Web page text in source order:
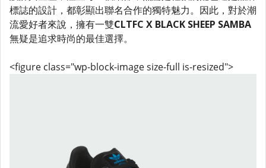
標誌的設計，都彰顯出聯名合作的獨特魅力。因此，對於潮
流愛好者來說，擁有一雙CLTFC X BLACK SHEEP SAMBA
無疑是追求時尚的最佳選擇。
<figure class="wp-block-image size-full is-resized">